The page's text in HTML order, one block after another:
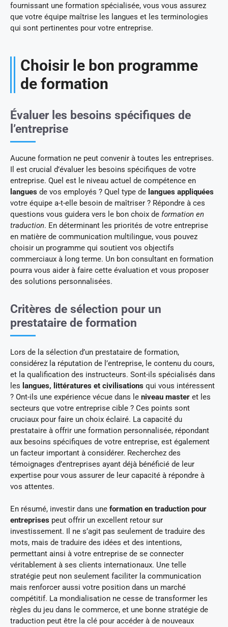
fournissant une formation spécialisée, vous vous assurez
que votre équipe maîtrise les langues et les terminologies
qui sont pertinentes pour votre entreprise.
Choisir le bon programme
de formation
Évaluer les besoins spécifiques de
l’entreprise
Aucune formation ne peut convenir à toutes les entreprises.
Il est crucial d’évaluer les besoins spécifiques de votre
entreprise. Quel est le niveau actuel de compétence en
langues de vos employés ? Quel type de langues appliquées
votre équipe a-t-elle besoin de maîtriser ? Répondre à ces
questions vous guidera vers le bon choix de formation en
traduction. En déterminant les priorités de votre entreprise
en matière de communication multilingue, vous pouvez
choisir un programme qui soutient vos objectifs
commerciaux à long terme. Un bon consultant en formation
pourra vous aider à faire cette évaluation et vous proposer
des solutions personnalisées.
Critères de sélection pour un
prestataire de formation
Lors de la sélection d’un prestataire de formation,
considérez la réputation de l’entreprise, le contenu du cours,
et la qualification des instructeurs. Sont-ils spécialisés dans
les langues, littératures et civilisations qui vous intéressent
? Ont-ils une expérience vécue dans le niveau master et les
secteurs que votre entreprise cible ? Ces points sont
cruciaux pour faire un choix éclairé. La capacité du
prestataire à offrir une formation personnalisée, répondant
aux besoins spécifiques de votre entreprise, est également
un facteur important à considérer. Recherchez des
témoignages d’entreprises ayant déjà bénéficié de leur
expertise pour vous assurer de leur capacité à répondre à
vos attentes.
En résumé, investir dans une formation en traduction pour
entreprises peut offrir un excellent retour sur
investissement. Il ne s’agit pas seulement de traduire des
mots, mais de traduire des idées et des intentions,
permettant ainsi à votre entreprise de se connecter
véritablement à ses clients internationaux. Une telle
stratégie peut non seulement faciliter la communication
mais renforcer aussi votre position dans un marché
compétitif. La mondialisation ne cesse de transformer les
règles du jeu dans le commerce, et une bonne stratégie de
traduction peut être la clé pour accéder à de nouveaux